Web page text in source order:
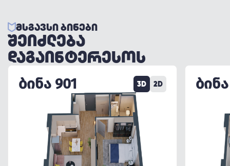
ᲛᲡᲒᲐᲕᲡᲘ ᲑᲘᲜᲔᲑᲘ
ᲨᲔᲘᲫᲚᲔᲑᲐ
ᲓᲐᲒᲐᲘᲜᲢᲔᲠᲔᲡᲝᲡ
ᲑᲘᲜᲐ 901 3D 2D